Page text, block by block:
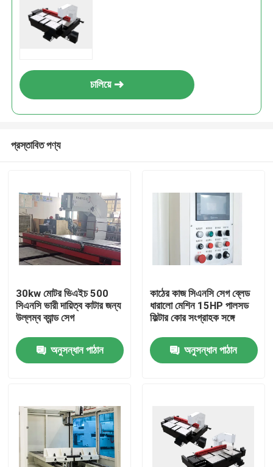
পণ্য
আমাদের সম্পর্কে
চালিয়ে
প্রস্তাবিত পণ্য
30kw মোটর ভিএইচ 500
সিএনসি ভারী দায়িত্ব কাটার জন্য
উল্লম্ব ব্যান্ড সেগ
অনুসন্ধান পাঠান
কাঠের কাজ সিএনসি সেগ ব্লেড
ধারালো মেশিন 15HP পালসড
ফিল্টার কোর সংগ্রাহক সঙ্গে
অনুসন্ধান পাঠান